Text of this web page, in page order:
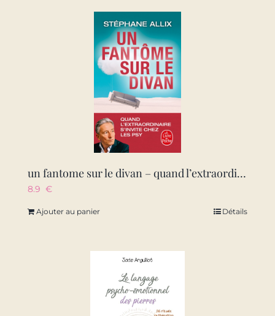
un fantome sur le divan – quand l’extraordinaire s’invite chez les psy
8.9 €
Ajouter au panier Détails